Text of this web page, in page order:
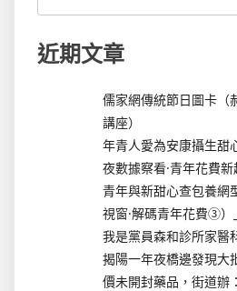
近期文章
儒家網傳統節日圖卡（
講座）
年青人愛為安康攝生甜
夜數據察看·青年花費
青年與新甜心查包養網
視窗·解碼青年花費③）
我是黨員森和診所家醫
揭陽一年夜橋邊發現大
價未開封藥品，街道辦